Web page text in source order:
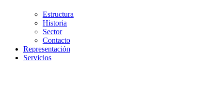
Estructura
Historia
Sector
Contacto
Representación
Servicios